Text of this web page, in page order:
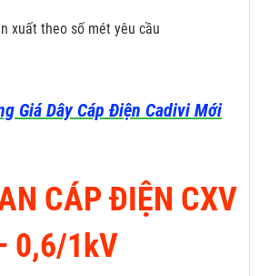
xuất theo số mét yêu cầu
Giá Dây Cáp Điện Cadivi Mới
CÁP ĐIỆN CXV
0,6/1kV